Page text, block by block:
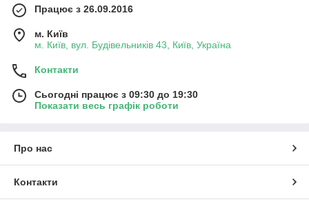
Працює з 26.09.2016
м. Київ
м. Київ, вул. Будівельників 43, Київ, Україна
Контакти
Сьогодні працює з 09:30 до 19:30
Показати весь графік роботи
Про нас
Контакти